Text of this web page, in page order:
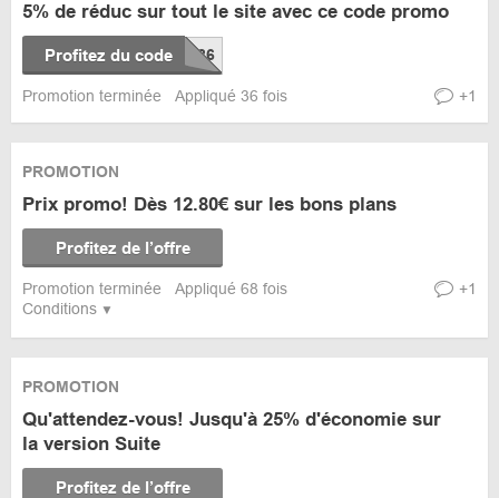
5% de réduc sur tout le site avec ce code promo
Profitez du code
Promotion terminée Appliqué 36 fois +1
Conditions
PROMOTION
Prix promo! Dès 12.80€ sur les bons plans
Profitez de l’offre
Promotion terminée Appliqué 68 fois +1
PROMOTION
Qu'attendez-vous! Jusqu'à 25% d'économie sur
la version Suite
Profitez de l’offre